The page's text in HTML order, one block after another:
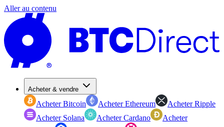
Aller au contenu
Acheter & vendre
Acheter Bitcoin Acheter Ethereum
Acheter Ripple
Acheter Solana
Acheter Cardano
Acheter